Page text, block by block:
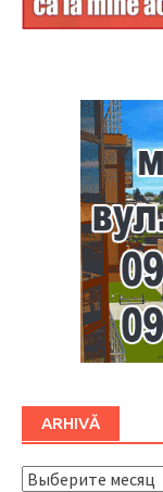
ARHIVĂ
ARHIVĂ